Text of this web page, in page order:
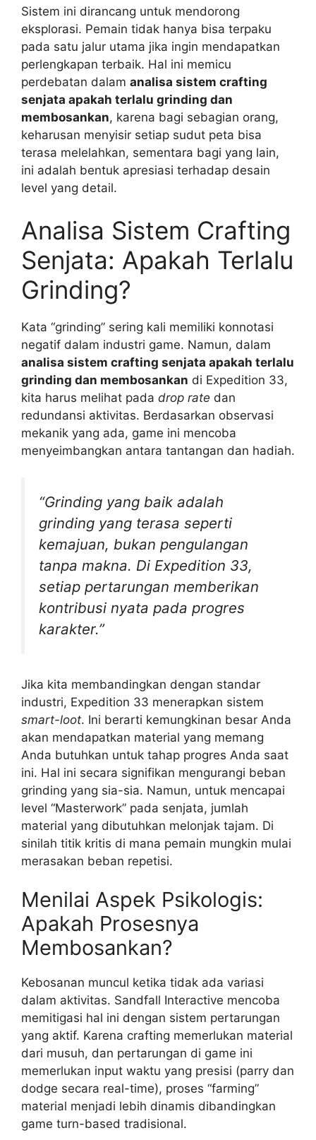
Sistem ini dirancang untuk mendorong
eksplorasi. Pemain tidak hanya bisa terpaku
pada satu jalur utama jika ingin mendapatkan
perlengkapan terbaik. Hal ini memicu
perdebatan dalam analisa sistem crafting
senjata apakah terlalu grinding dan
membosankan, karena bagi sebagian orang,
keharusan menyisir setiap sudut peta bisa
terasa melelahkan, sementara bagi yang lain,
ini adalah bentuk apresiasi terhadap desain
level yang detail.
Analisa Sistem Crafting
Senjata: Apakah Terlalu
Grinding?
Kata “grinding” sering kali memiliki konnotasi
negatif dalam industri game. Namun, dalam
analisa sistem crafting senjata apakah terlalu
grinding dan membosankan di Expedition 33,
kita harus melihat pada drop rate dan
redundansi aktivitas. Berdasarkan observasi
mekanik yang ada, game ini mencoba
menyeimbangkan antara tantangan dan hadiah.
“Grinding yang baik adalah
grinding yang terasa seperti
kemajuan, bukan pengulangan
tanpa makna. Di Expedition 33,
setiap pertarungan memberikan
kontribusi nyata pada progres
karakter.”
Jika kita membandingkan dengan standar
industri, Expedition 33 menerapkan sistem
smart-loot. Ini berarti kemungkinan besar Anda
akan mendapatkan material yang memang
Anda butuhkan untuk tahap progres Anda saat
ini. Hal ini secara signifikan mengurangi beban
grinding yang sia-sia. Namun, untuk mencapai
level “Masterwork” pada senjata, jumlah
material yang dibutuhkan melonjak tajam. Di
sinilah titik kritis di mana pemain mungkin mulai
merasakan beban repetisi.
Menilai Aspek Psikologis:
Apakah Prosesnya
Membosankan?
Kebosanan muncul ketika tidak ada variasi
dalam aktivitas. Sandfall Interactive mencoba
memitigasi hal ini dengan sistem pertarungan
yang aktif. Karena crafting memerlukan material
dari musuh, dan pertarungan di game ini
memerlukan input waktu yang presisi (parry dan
dodge secara real-time), proses “farming”
material menjadi lebih dinamis dibandingkan
game turn-based tradisional.